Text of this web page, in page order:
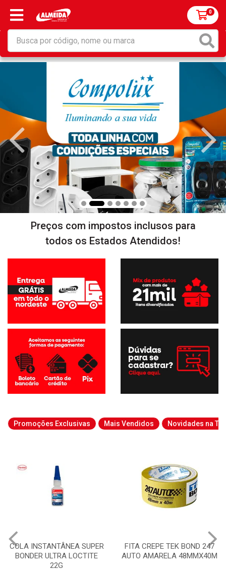
0
Preços com impostos inclusos para
todos os Estados Atendidos!
Promoções Exclusivas Mais Vendidos Novidades na
COLA INSTANTÂNEA SUPER
BONDER ULTRA LOCTITE
22G
FITA CREPE TEK BOND 247
AUTO AMARELA 48MMX40M